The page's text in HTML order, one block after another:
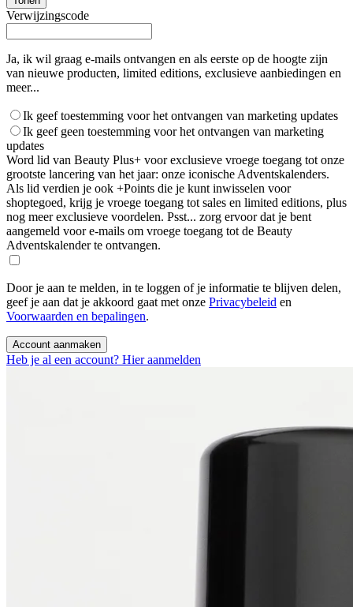
Verwijzingscode
Ja, ik wil graag e-mails ontvangen en als eerste op de hoogte zijn
van nieuwe producten, limited editions, exclusieve aanbiedingen en
meer...
Ik geef toestemming voor het ontvangen van marketing updates
Ik geef geen toestemming voor het ontvangen van marketing
updates
Word lid van Beauty Plus+ voor exclusieve vroege toegang tot onze
grootste lancering van het jaar: onze iconische Adventskalenders.
Als lid verdien je ook +Points die je kunt inwisselen voor
shoptegoed, krijg je vroege toegang tot sales en limited editions, plus
nog meer exclusieve voordelen. Psst... zorg ervoor dat je bent
aangemeld voor e-mails om vroege toegang tot de Beauty
Adventskalender te ontvangen.
Door je aan te melden, in te loggen of je informatie te blijven delen,
geef je aan dat je akkoord gaat met onze Privacybeleid en
Voorwaarden en bepalingen.
Account aanmaken
Heb je al een account? Hier aanmelden